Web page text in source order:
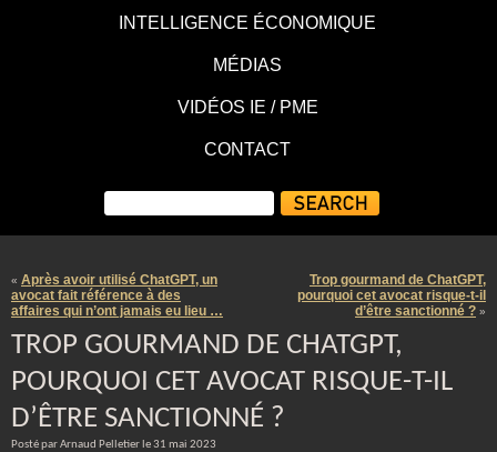
INTELLIGENCE ÉCONOMIQUE
MÉDIAS
VIDÉOS IE / PME
CONTACT
« Après avoir utilisé ChatGPT, un
avocat fait référence à des
affaires qui n’ont jamais eu lieu …
Trop gourmand de ChatGPT,
pourquoi cet avocat risque-t-il
d’être sanctionné ? »
TROP GOURMAND DE CHATGPT,
POURQUOI CET AVOCAT RISQUE-T-IL
D’ÊTRE SANCTIONNÉ ?
Posté par Arnaud Pelletier le 31 mai 2023